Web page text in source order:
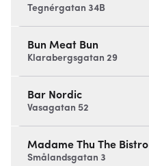
Tegnérgatan 34B
Bun Meat Bun
Klarabergsgatan 29
Bar Nordic
Vasagatan 52
Madame Thu The Bistro
Smålandsgatan 3